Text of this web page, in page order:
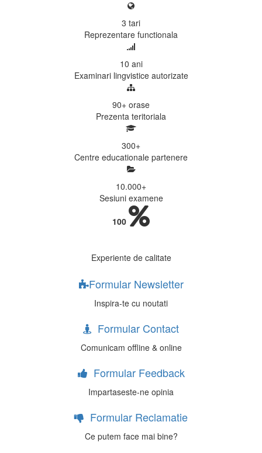
3 tari
Reprezentare functionala
10 ani
Examinari lingvistice autorizate
90+ orase
Prezenta teritoriala
300+
Centre educationale partenere
10.000+
Sesiuni examene
100
Experiente de calitate
Formular Newsletter
Inspira-te cu noutati
Formular Contact
Comunicam offline & online
Formular Feedback
Impartaseste-ne opinia
Formular Reclamatie
Ce putem face mai bine?